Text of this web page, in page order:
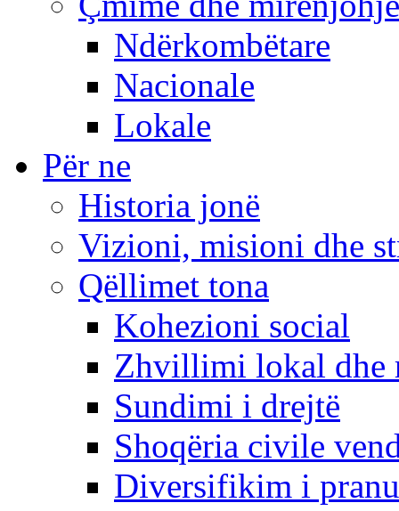
Ndërkombëtare
Nacionale
Lokale
Për ne
Historia jonë
Vizioni, misioni dhe
Qëllimet tona
Kohezioni social
Zhvillimi lokal dhe
Sundimi i drejtë
Shoqëria civile
Diversifikim i